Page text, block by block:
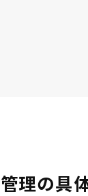
理の具